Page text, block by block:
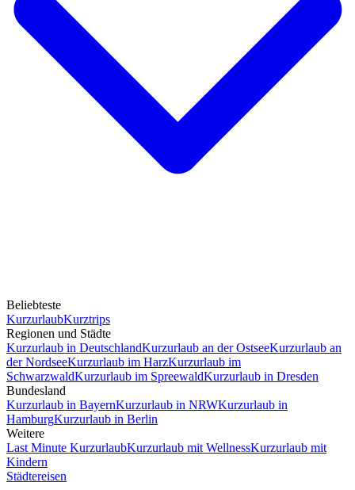
Beliebteste
KurzurlaubKurztrips
Regionen und Städte
Kurzurlaub in DeutschlandKurzurlaub an der OstseeKurzurlaub an
der NordseeKurzurlaub im HarzKurzurlaub im
SchwarzwaldKurzurlaub im SpreewaldKurzurlaub in Dresden
Bundesland
Kurzurlaub in BayernKurzurlaub in NRWKurzurlaub in
HamburgKurzurlaub in Berlin
Weitere
Last Minute KurzurlaubKurzurlaub mit WellnessKurzurlaub mit
Kindern
Städtereisen